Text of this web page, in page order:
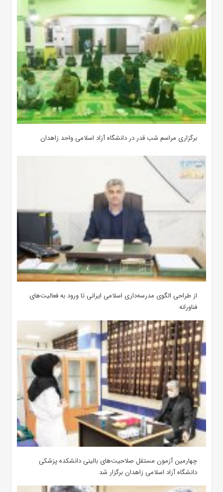
برگزاری مراسم شب قدر در دانشگاه آزاد اسلامی واحد زاهدان
از طراحی الگوی مدرسه‌داری اسلامی ایرانی تا ورود به فعالیت‌های
فناورانه
چهارمین آزمون مستقل صلاحیت‌های بالینی دانشکده پزشکی
دانشگاه آزاد اسلامی زاهدان برگزار شد